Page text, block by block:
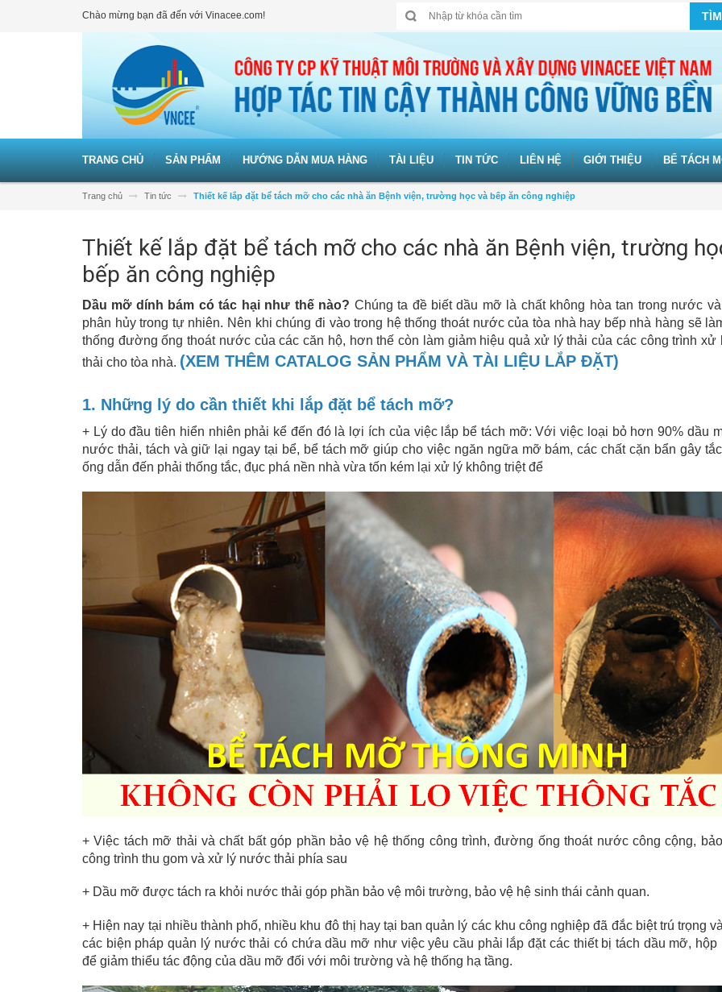
Chào mừng bạn đã đến với Vinacee.com!
TRANG CHỦ SẢN PHẨM HƯỚNG DẪN MUA HÀNG TÀI LIỆU TIN TỨC LIÊN HỆ GIỚI THIỆU BỂ TÁCH
Trang chủ Tin tức Thiết kế lắp đặt bể tách mỡ cho các nhà ăn Bệnh viện, trường học và bếp ăn công nghiệp
Thiết kế lắp đặt bể tách mỡ cho các nhà ăn Bệnh viện, trường
bếp ăn công nghiệp
Dầu mỡ dính bám có tác hại như thế nào? Chúng ta đề biết dầu mỡ là chất không hòa tan trong nước
phân hủy trong tự nhiên. Nên khi chúng đi vào trong hệ thống thoát nước của tòa nhà hay bếp nhà hàng sẽ
thống đường ống thoát nước của các căn hộ, hơn thế còn làm giảm hiệu quả xử lý thải của các công trình
thải cho tòa nhà. (XEM THÊM CATALOG SẢN PHẨM VÀ TÀI LIỆU LẮP ĐẶT)
1. Những lý do cần thiết khi lắp đặt bể tách mỡ?
+ Lý do đầu tiên hiển nhiên phải kể đến đó là lợi ích của việc lắp bể tách mỡ: Với việc loại bỏ hơn 90% dầu
nước thải, tách và giữ lại ngay tại bể, bể tách mỡ giúp cho việc ngăn ngữa mỡ bám, các chất cặn bẩn gây
ống dẫn đến phải thống tắc, đục phá nền nhà vừa tốn kém lại xử lý không triệt để
+ Việc tách mỡ thải và chất bất góp phần bảo vệ hệ thống công trình, đường ống thoát nước công cộng,
công trình thu gom và xử lý nước thải phía sau
+ Dầu mỡ được tách ra khỏi nước thải góp phần bảo vệ môi trường, bảo vệ hệ sinh thái cảnh quan.
+ Hiện nay tại nhiều thành phố, nhiều khu đô thị hay tại ban quản lý các khu công nghiệp đã đắc biệt trú trọng
các biện pháp quản lý nước thải có chứa dầu mỡ như việc yêu cầu phải lắp đặt các thiết bị tách dầu mỡ, hộp
để giảm thiểu tác động của dầu mỡ đối với môi trường và hệ thống hạ tầng.